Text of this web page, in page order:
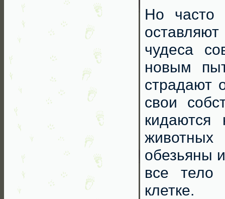
Но часто
чудеса
новым
страдают
свои
кидаются
обезьяны
все тело
клетке.